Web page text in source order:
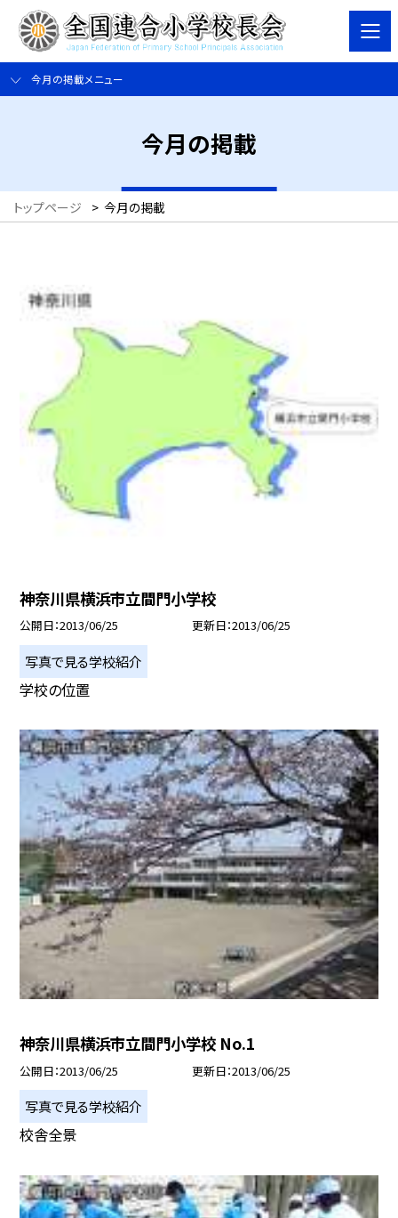
今月の掲載メニュー
今月の掲載
トップページ > 今月の掲載
神奈川県横浜市立間門小学校
公開日 2013/06/25 更新日 2013/06/25
写真で見る学校紹介
学校の位置
神奈川県横浜市立間門小学校 No.1
公開日 2013/06/25 更新日 2013/06/25
写真で見る学校紹介
校舎全景